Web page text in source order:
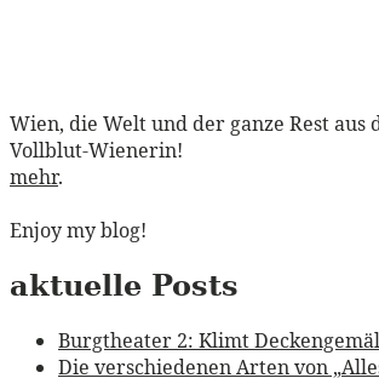
Wien, die Welt und der ganze Rest aus
Vollblut-Wienerin!
mehr.
Enjoy my blog!
aktuelle Posts
Burgtheater 2: Klimt
Die verschiedenen Arten von